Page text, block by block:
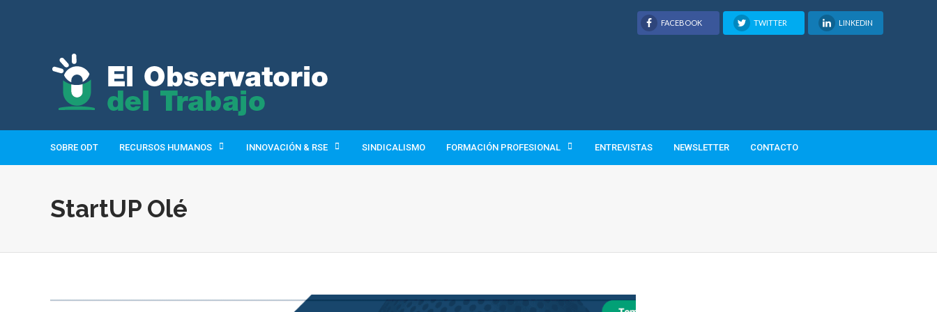
FACEBOOK TWITTER LINKEDIN
SOBRE ODT RECURSOS HUMANOS INNOVACIÓN & RSE SINDICALISMO FORMACIÓN PROFESIONAL ENTREVISTAS NEWSLETTER CONTACTO
StartUP Olé